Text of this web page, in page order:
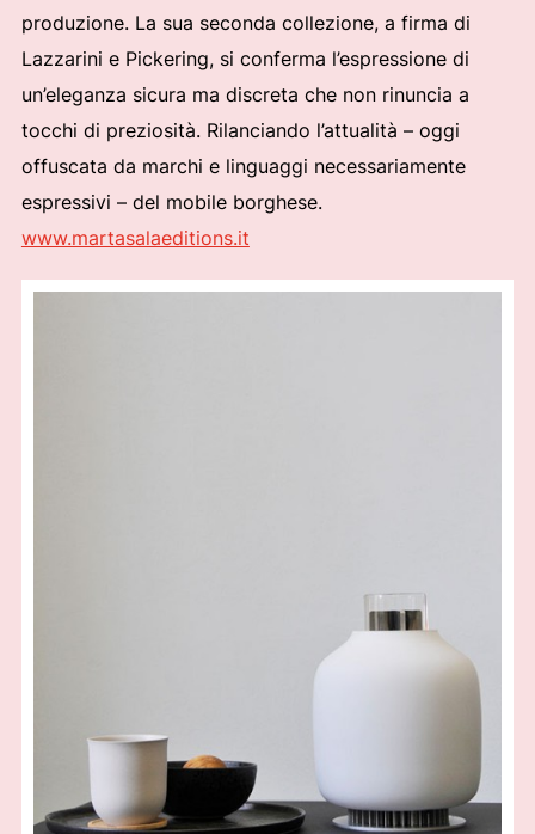
produzione. La sua seconda collezione, a firma di
Lazzarini e Pickering, si conferma l’espressione di
un’eleganza sicura ma discreta che non rinuncia a
tocchi di preziosità. Rilanciando l’attualità – oggi
offuscata da marchi e linguaggi necessariamente
espressivi – del mobile borghese.
www.martasalaeditions.it